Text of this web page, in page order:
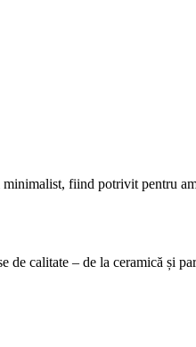
fiind potrivit pentru
calitate – de la ceramică și